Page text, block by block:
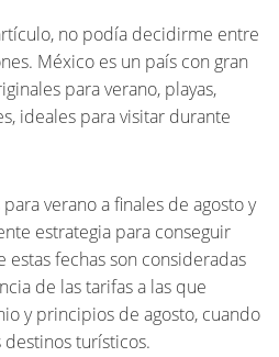
no podía decidirme entre
México es un país con gran
para verano, playas,
ideales para visitar durante
verano a finales de agosto y
estrategia para conseguir
estas fechas son consideradas
de las tarifas a las que
y principios de agosto, cuando
destinos turísticos.